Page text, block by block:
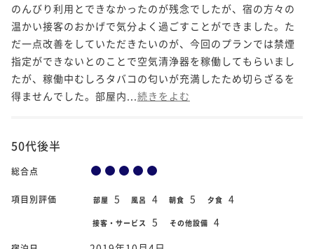
のんびり利用とできなかったのが残念でしたが、宿の方々の
温かい接客のおかげで気分よく過ごすことができました。た
だ一点改善をしていただきたいのが、今回のプランでは禁煙
指定ができないとのことで空気清浄器を稼働してもらいまし
たが、稼働中むしろタバコの匂いが充満したため切らざるを
得ませんでした。部屋内... 続きをよむ
50代後半
総合点
項目別評価 部屋 5 風呂 4 朝食 5 夕食 4
接客・サービス 5 その他設備 4